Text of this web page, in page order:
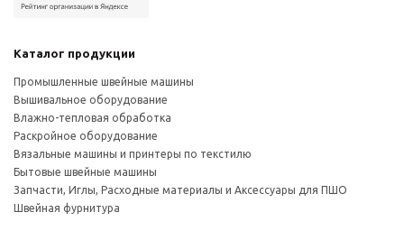
Каталог продукции
Промышленные швейные машины
Вышивальное оборудование
Влажно-тепловая обработка
Раскройное оборудование
Вязальные машины и принтеры по текстилю
Бытовые швейные машины
Запчасти, Иглы, Расходные материалы и Аксессуары для ПШО
Швейная фурнитура